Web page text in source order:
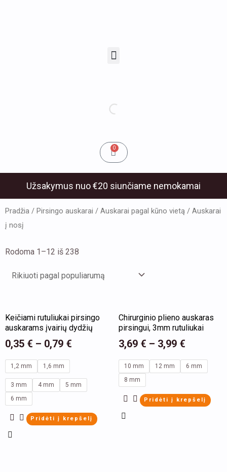
0Cart
Užsakymus nuo €20 siunčiame nemokamai
Pradžia / Pirsingo auskarai / Auskarai pagal kūno vietą / Auskarai
į nosį
Rodoma 1–12 iš 238
Keičiami rutuliukai pirsingo
auskarams įvairių dydžių
0,35 € – 0,79 €
1,2 mm 1,6 mm
3 mm 4 mm
5 mm
6 mm
Pridėti į krepšelį
product
has
variants.
The
options
may
be
Chirurginio plieno auskaras
pirsingui, 3mm rutuliukai
3,69 € – 3,99 €
10 mm 12 mm
6 mm
8 mm
Pridėti į krepšelį
product
has
variants.
The
options
may